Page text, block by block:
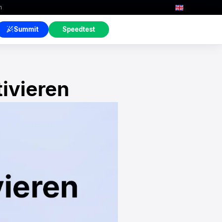
Summit Speedtest